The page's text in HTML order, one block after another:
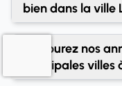
bien dans la ville
Location parking
Parcourez nos
principales